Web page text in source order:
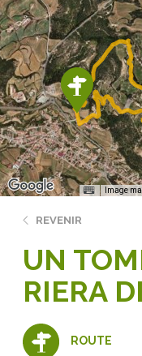
Image
REVENIR
UN
RIERA
ROUTE